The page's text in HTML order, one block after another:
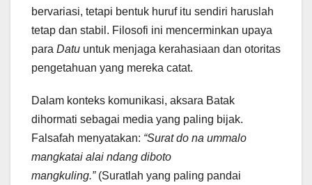
bervariasi, tetapi bentuk huruf itu sendiri haruslah
tetap dan stabil. Filosofi ini mencerminkan upaya
para Datu untuk menjaga kerahasiaan dan otoritas
pengetahuan yang mereka catat.
Dalam konteks komunikasi, aksara Batak
dihormati sebagai media yang paling bijak.
Falsafah menyatakan: “Surat do na ummalo
mangkatai alai ndang diboto
mangkuling.”(Suratlah yang paling pandai